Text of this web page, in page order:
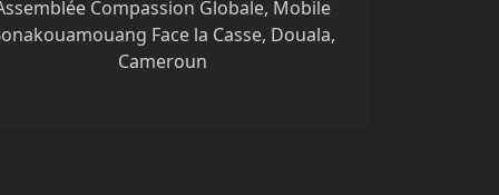
Compassion Globale, Mobile
Face la Casse, Douala,
Cameroun